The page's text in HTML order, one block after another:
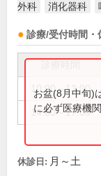
外科
消化器科
診療/受付時間・
10:00～13:00
14:00～17:00
お盆(8月中旬)
に必ず医療機
休診日: 月～土